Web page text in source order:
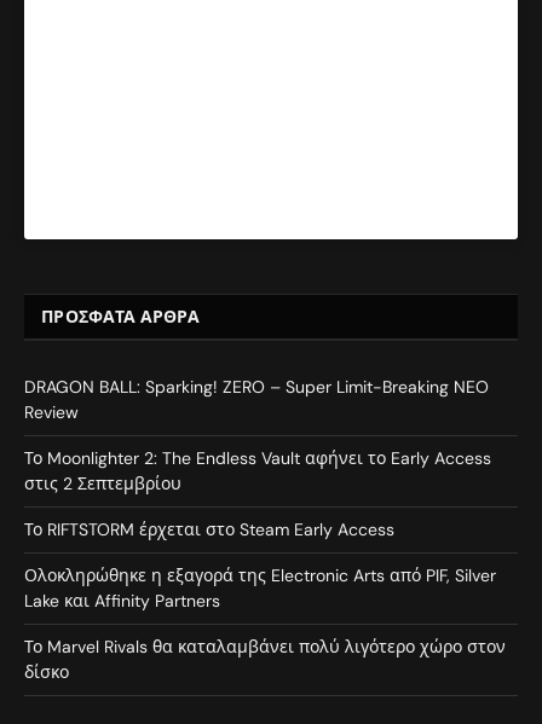
ΠΡΌΣΦΑΤΑ ΆΡΘΡΑ
DRAGON BALL: Sparking! ZERO – Super Limit-Breaking NEO
Review
Το Moonlighter 2: The Endless Vault αφήνει το Early Access
στις 2 Σεπτεμβρίου
Το RIFTSTORM έρχεται στο Steam Early Access
Ολοκληρώθηκε η εξαγορά της Electronic Arts από PIF, Silver
Lake και Affinity Partners
Το Marvel Rivals θα καταλαμβάνει πολύ λιγότερο χώρο στον
δίσκο